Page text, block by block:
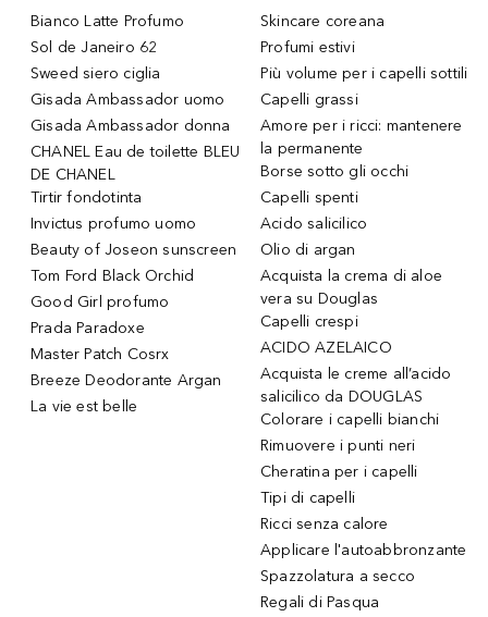
Bianco Latte Profumo
Sol de Janeiro 62
Sweed siero ciglia
Gisada Ambassador uomo
Gisada Ambassador donna
CHANEL Eau de toilette BLEU
DE CHANEL
Tirtir fondotinta
Invictus profumo uomo
Beauty of Joseon sunscreen
Tom Ford Black Orchid
Good Girl profumo
Prada Paradoxe
Master Patch Cosrx
Breeze Deodorante Argan
La vie est belle
Skincare coreana
Profumi estivi
Più volume per i capelli sottili
Capelli grassi
Amore per i ricci: mantenere
la permanente
Borse sotto gli occhi
Capelli spenti
Acido salicilico
Olio di argan
Acquista la crema di aloe
vera su Douglas
Capelli crespi
ACIDO AZELAICO
Acquista le creme all’acido
salicilico da DOUGLAS
Colorare i capelli bianchi
Rimuovere i punti neri
Cheratina per i capelli
Tipi di capelli
Ricci senza calore
Applicare l'autoabbronzante
Spazzolatura a secco
Regali di Pasqua